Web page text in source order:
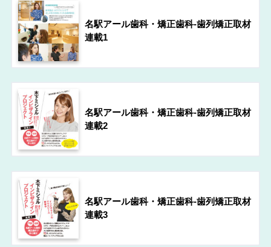
名駅アール歯科・矯正歯科-歯列矯正取材
連載1
名駅アール歯科・矯正歯科-歯列矯正取材
連載2
名駅アール歯科・矯正歯科-歯列矯正取材
連載3